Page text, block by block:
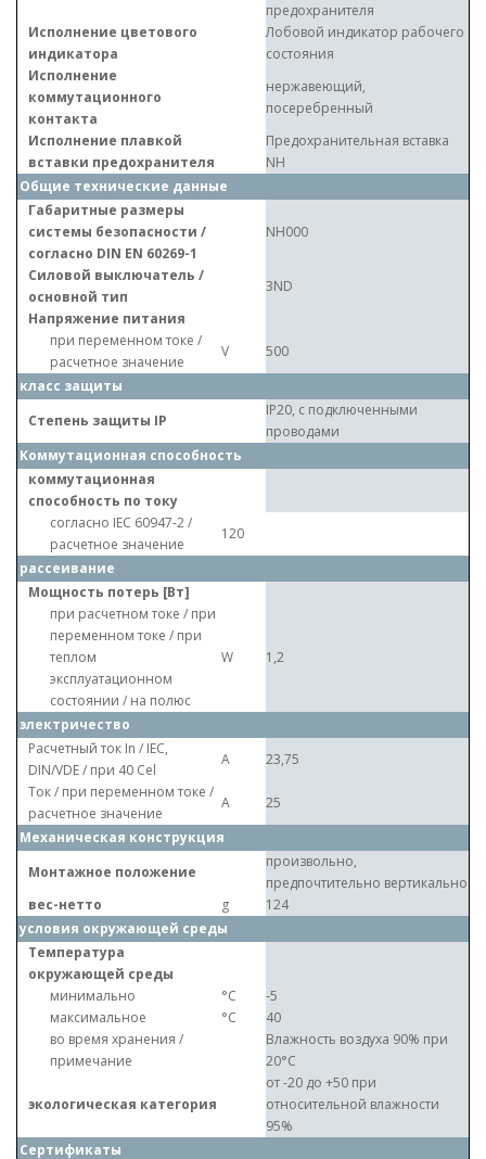
предохранителя
Исполнение цветового
индикатора
Лобовой индикатор рабочего
состояния
Исполнение
коммутационного
контакта
нержавеющий,
посеребренный
Исполнение плавкой
вставки предохранителя
Предохранительная вставка
NH
Общие технические данные
Габаритные размеры
системы безопасности /
согласно DIN EN 60269-1
NH000
Силовой выключатель /
основной тип
3ND
Напряжение питания
при переменном токе /
расчетное значение
V
500
класс защиты
Степень защиты IP
IP20, с подключенными
проводами
Коммутационная способность
коммутационная
способность по току
согласно IEC 60947-2 /
расчетное значение
120
рассеивание
Мощность потерь [Вт]
при расчетном токе / при
переменном токе / при
теплом
эксплуатационном
состоянии / на полюс
W 1,2
электричество
Расчетный ток In / IEC,
DIN/VDE / при 40 Cel
A
23,75
Ток / при переменном токе /
расчетное значение
A
25
Механическая конструкция
Монтажное положение
произвольно,
предпочтительно вертикально
вес-нетто
g
124
условия окружающей среды
Температура
окружающей среды
минимально
°C
-5
максимальное
°C
40
во время хранения /
примечание
Влажность воздуха 90% при
20°C
экологическая категория
от -20 до +50 при
относительной влажности
95%
Сертификаты